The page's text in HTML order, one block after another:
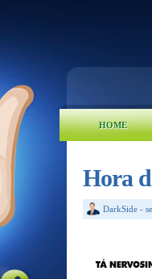
HOME
Hora
DarkSide -